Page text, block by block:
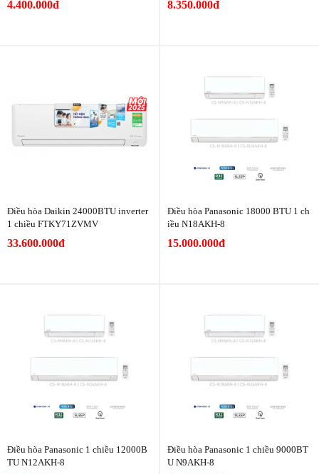
4.400.000đ 8.350.000đ
Điều hòa Daikin 24000BTU inverter
1 chiều FTKY71ZVMV
33.600.000đ
Điều hòa Panasonic 18000 BTU 1 ch
iều N18AKH-8
15.000.000đ
Điều hòa Panasonic 1 chiều 12000B
TU N12AKH-8
Điều hòa Panasonic 1 chiều 9000BT
U N9AKH-8